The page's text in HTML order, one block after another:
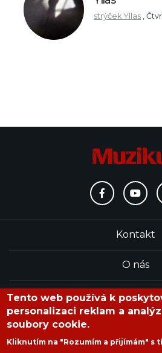
strýček Yllas ,
Kontakt
O nás
Redakce
Tento web používá k
personalizaci reklam a
soubory cookie.
Kliknutím na "Rozumím a přijímám" s